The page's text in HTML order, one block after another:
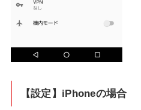
【設定】iPhoneの場合